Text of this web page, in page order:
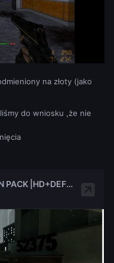
na złoty (jako
do wniosku ,że nie